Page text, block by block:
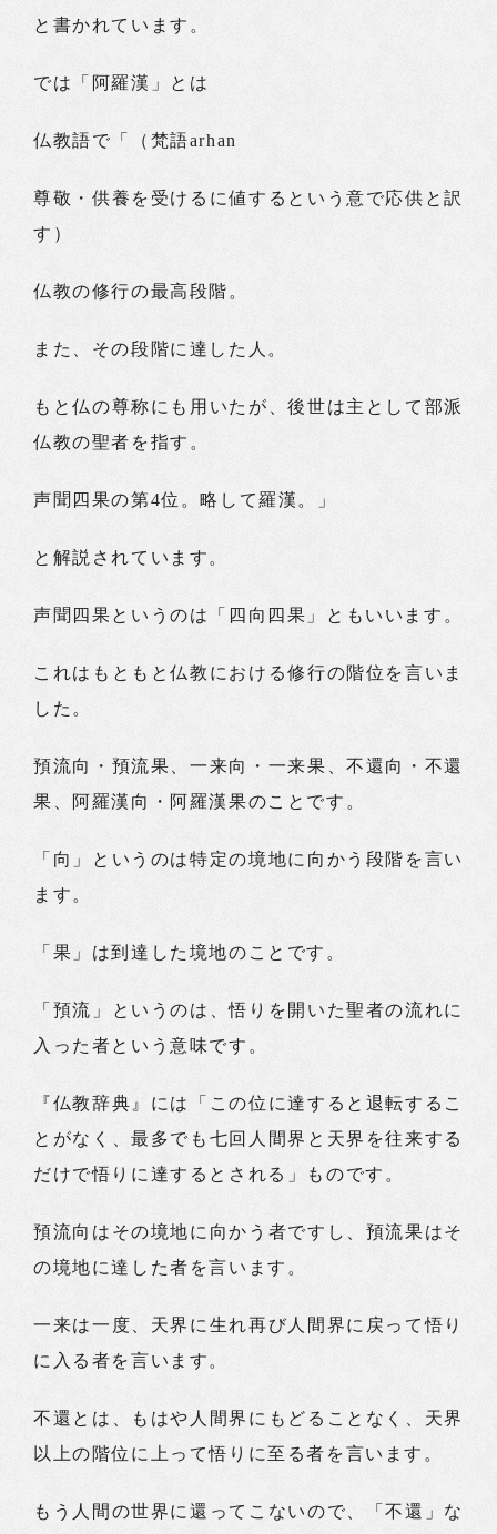
と書かれています。
では「阿羅漢」とは
仏教語で「（梵語arhan
尊敬・供養を受けるに値するという意で応供と訳
す）
仏教の修行の最高段階。
また、その段階に達した人。
もと仏の尊称にも用いたが、後世は主として部派
仏教の聖者を指す。
声聞四果の第4位。略して羅漢。」
と解説されています。
声聞四果というのは「四向四果」ともいいます。
これはもともと仏教における修行の階位を言いま
した。
預流向・預流果、一来向・一来果、不還向・不還
果、阿羅漢向・阿羅漢果のことです。
「向」というのは特定の境地に向かう段階を言い
ます。
「果」は到達した境地のことです。
「預流」というのは、悟りを開いた聖者の流れに
入った者という意味です。
『仏教辞典』には「この位に達すると退転するこ
とがなく、最多でも七回人間界と天界を往来する
だけで悟りに達するとされる」ものです。
預流向はその境地に向かう者ですし、預流果はそ
の境地に達した者を言います。
一来は一度、天界に生れ再び人間界に戻って悟り
に入る者を言います。
不還とは、もはや人間界にもどることなく、天界
以上の階位に上って悟りに至る者を言います。
もう人間の世界に還ってこないので、「不還」な